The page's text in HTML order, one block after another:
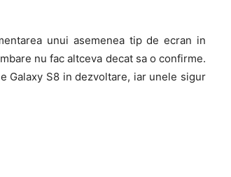
unui asemenea tip de ecran in
nu fac altceva decat sa o confirme.
Galaxy S8 in dezvoltare, iar unele sigur